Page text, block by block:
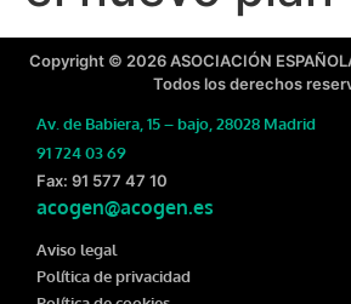
Copyright © 2026 ASOCIACIÓN
Todos los derechos
Av. de Babiera, 15 – bajo, 28028 Madrid
91 724 03 69
Fax: 91 577 47 10
acogen@acogen.es
Aviso legal
Política de privacidad